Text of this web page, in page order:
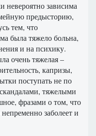
невероятно зависима
предысторию,
тем, что
была тяжело больна,
и на психику.
очень тяжелая –
капризы,
поступать не по
тяжелыми
фразами о том, что
заболеет и